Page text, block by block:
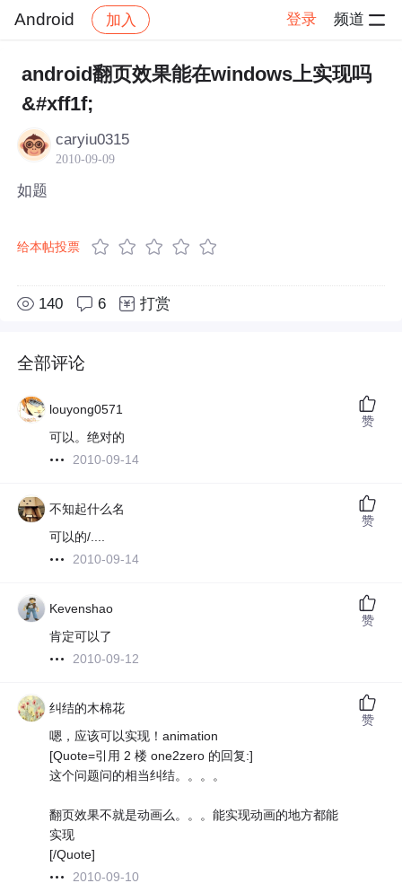
Android 加入 登录 频道
Android 帖子详情
android翻页效果能在windows上实现吗
&#xff1f;
caryiu0315
2010-09-09
如题
给本帖投票
140 6 打赏
全部评论
louyong0571
可以。绝对的
2010-09-14
赞
不知起什么名
可以的/....
2010-09-14
赞
Kevenshao
肯定可以了
2010-09-12
赞
纠结的木棉花
嗯，应该可以实现！animation
[Quote=引用 2 楼 one2zero 的回复:]
这个问题问的相当纠结。。。。
翻页效果不就是动画么。。。能实现动画的地方都能
实现
[/Quote]
2010-09-10
赞